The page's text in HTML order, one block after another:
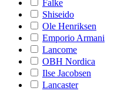
Falke
Shiseido
Ole Henriksen
Emporio Armani
Lancome
OBH Nordica
Ilse Jacobsen
Lancaster